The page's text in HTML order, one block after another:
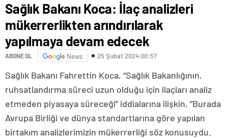
Sağlık Bakanı Koca: İlaç analizleri
mükerrerlikten arındırılarak
yapılmaya devam edecek
ABONE OL News 25 Şubat 2024 00:57
Sağlık Bakanı Fahrettin Koca, “Sağlık Bakanlığının,
ruhsatlandırma süreci uzun olduğu için ilaçları analiz
etmeden piyasaya süreceği” iddialarına ilişkin, “Burada
Avrupa Birliği ve dünya standartlarına göre yapılan
birtakım analizlerimizin mükerrerliği söz konusuydu.